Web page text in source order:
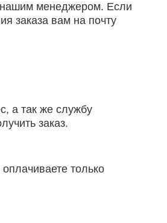
нашим менеджером. Если
заказа вам на почту
а так же службу
заказ.
только